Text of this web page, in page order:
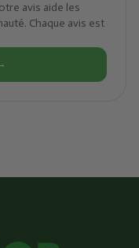
avis aide les
Chaque avis est